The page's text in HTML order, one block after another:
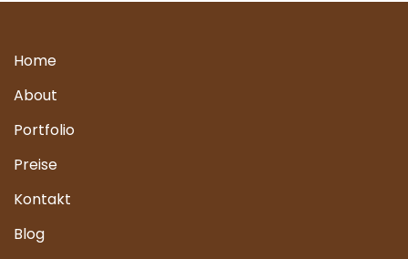
Home
About
Portfolio
Preise
Kontakt
Blog